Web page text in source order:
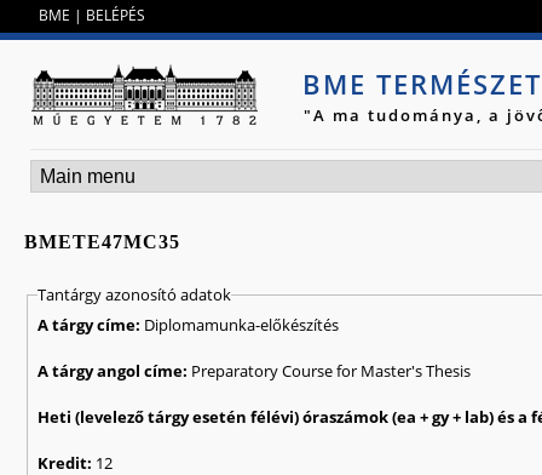
BME | BELÉPÉS
BME
"A ma tudománya, a
BMETE47MC35
Tantárgy azonosító adatok
A tárgy címe: Diplomamunka-előkészítés
A tárgy angol címe: Preparatory Course for Master's Thesis
Kredit: 12